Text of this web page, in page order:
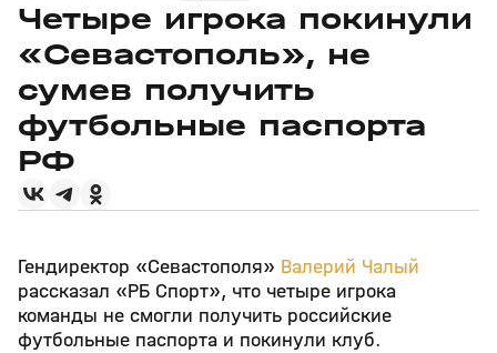
Четыре игрока покинули
«Севастополь», не
сумев получить
футбольные паспорта
РФ
Гендиректор «Севастополя» Валерий Чалый
рассказал «РБ Спорт», что четыре игрока
команды не смогли получить российские
футбольные паспорта и покинули клуб.